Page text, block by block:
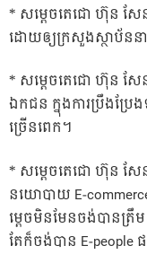
* សម្តេចតេជោ ហ៊ុន
ដោយឲ្យក្រសួងស្ថាប័នន
* សម្តេចតេជោ ហ៊ុន ស
ឯកជន ក្នុងការប្រឹងប្រែ
ច្រើនពេក។
* សម្តេចតេជោ ហ៊ុន សែ
នយោបាយ E-
ម្តេចមិនមែនចង់បានត្រឹ
តែក៏ចង់បាន E-people